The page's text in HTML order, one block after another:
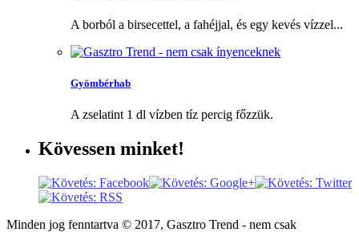
A borból a birsecettel, a fahéjjal, és egy kevés vízzel...
Gyömbérhab
A zselatint 1 dl vízben tíz percig főzzük.
Kövessen minket!
Minden jog fenntartva © 2017, Gasztro Trend - nem csak